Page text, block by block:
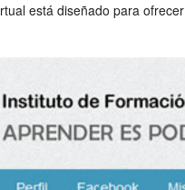
está diseñado para ofrecer